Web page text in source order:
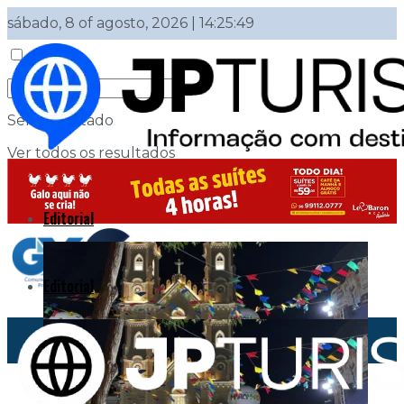
sábado, 8 of agosto, 2026 | 14:25:49
Sem resultado
Ver todos os resultados
Login
Editorial
Editorial